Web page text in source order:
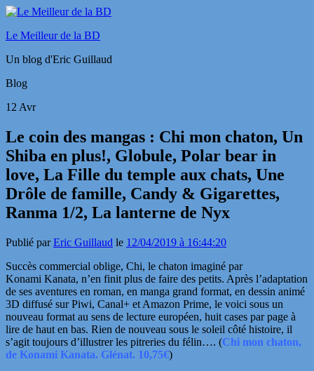
Le Meilleur de la BD
Un blog d'Eric Guillaud
Blog
12 Avr
Le coin des mangas : Chi mon chaton, Un
Shiba en plus!, Globule, Polar bear in
love, La Fille du temple aux chats, Une
Drôle de famille, Candy & Gigarettes,
Ranma 1/2, La lanterne de Nyx
Publié parEric Guillaud le 12/04/2019 à 16:44:20
Succès commercial oblige, Chi, le chaton imaginé par
Konami Kanata, n’en finit plus de faire des petits. Après l’adaptation
de ses aventures en roman, en manga grand format, en dessin animé
3D diffusé sur Piwi, Canal+ et Amazon Prime, le voici sous un
nouveau format au sens de lecture européen, huit cases par page à
lire de haut en bas. Rien de nouveau sous le soleil côté histoire, il
s’agit toujours d’illustrer les pitreries du félin…. (Chi mon chaton,
de Konami Kanata. Glénat. 10,75€)